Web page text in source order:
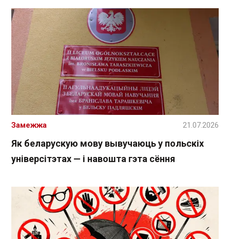
Як беларускую мову вывучаюць у польскіх
універсітэтах — і навошта гэта сёння
Замежжа 21.07.2026